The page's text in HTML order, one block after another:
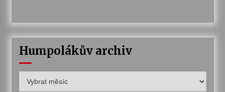
Humpolákův archiv
archiv